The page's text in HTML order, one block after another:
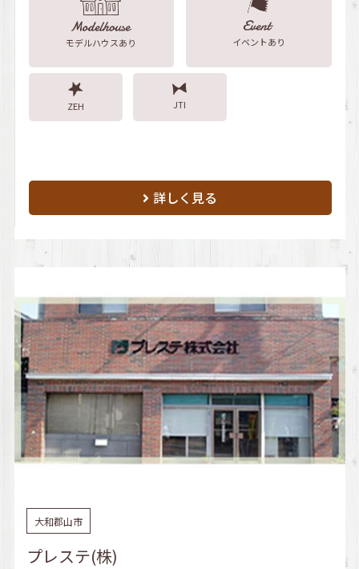
モデルハウスあり イベントあり
ZEH JTI
詳しく見る
大和郡山市
プレステ(株)